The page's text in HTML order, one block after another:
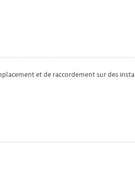
et de raccordement sur des